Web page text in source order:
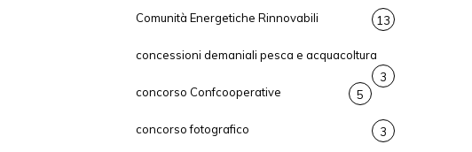
Comunità Energetiche Rinnovabili 13
concessioni demaniali pesca e acquacoltura
3
concorso Confcooperative
5
concorso fotografico 3